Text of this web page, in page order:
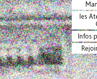
les
Infos